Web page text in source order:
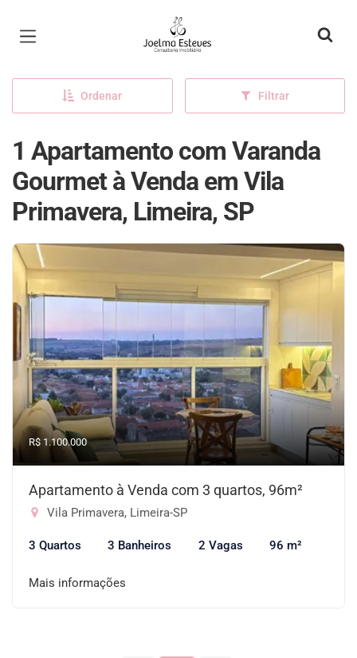
Página inicial
Ordenar Filtrar
1 Apartamento com Varanda
Gourmet à Venda em Vila
Primavera, Limeira, SP
R$ 1.100.000
Apartamento à Venda com 3 quartos, 96m²
Vila Primavera, Limeira-SP
3 Quartos 3 Banheiros 2 Vagas 96 m²
Mais informações